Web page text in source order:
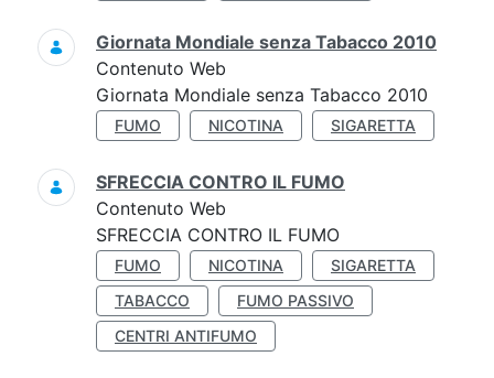
Giornata Mondiale senza Tabacco 2010
Contenuto Web
Giornata Mondiale senza Tabacco 2010
FUMO NICOTINA SIGARETTA
SFRECCIA CONTRO IL FUMO
Contenuto Web
SFRECCIA CONTRO IL FUMO
FUMO NICOTINA
SIGARETTA
TABACCO
FUMO PASSIVO
CENTRI ANTIFUMO